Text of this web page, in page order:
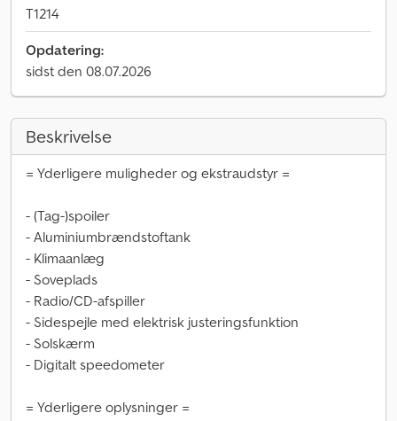
T1214
Opdatering:
sidst den 08.07.2026
Beskrivelse
= Yderligere muligheder og ekstraudstyr =
- (Tag-)spoiler
- Aluminiumbrændstoftank
- Klimaanlæg
- Soveplads
- Radio/CD-afspiller
- Sidespejle med elektrisk justeringsfunktion
- Solskærm
- Digitalt speedometer
= Yderligere oplysninger =